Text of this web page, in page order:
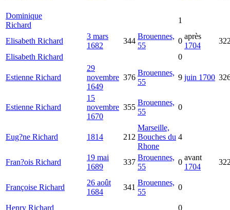
Dominique
Richard
1
Elisabeth Richard
3 mars
1682
344
Brouennes,
55
0
après
1704
Elisabeth Richard 0
Estienne Richard
29
novembre
1649
376
Brouennes,
55
9 juin 1700
Estienne Richard
15
novembre
1670
355
Brouennes,
55
0
Eug?ne Richard 1814 212
Marseille,
Bouches du
Rhone
4
Fran?ois Richard
19 mai
1689
337
Brouennes,
55
0
avant
1704
Françoise Richard
26 août
1684
341
Brouennes,
55
0
Henry Richard 0